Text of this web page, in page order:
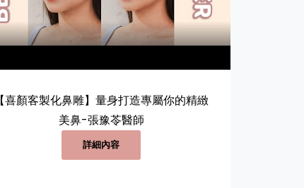
【喜顏客製化鼻雕】量身打造專屬你的精緻
美鼻-張豫苓醫師
詳細內容